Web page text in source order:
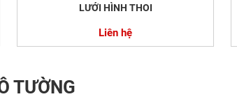
LƯỚI HÌNH THOI
Liên hệ
TƯỜNG